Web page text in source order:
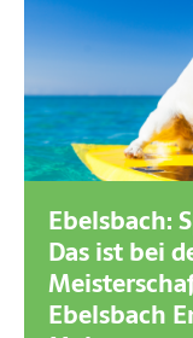
Ebelsbach:
Das ist bei
Ebelsbach